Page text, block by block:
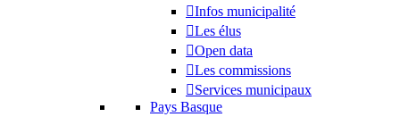
Infos municipalité
Les élus
Open data
Les commissions
Services municipaux
Pays Basque